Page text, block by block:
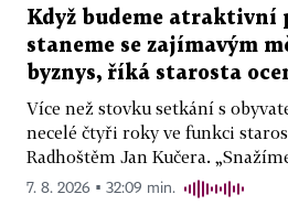
Když budeme atraktivní
staneme se zajímavým
byznys, říká starosta
Více než stovku setkání s
necelé čtyři roky ve funkci
Radhoštěm Jan Kučera.
7. 8. 2026 ▪ 32:09 min.